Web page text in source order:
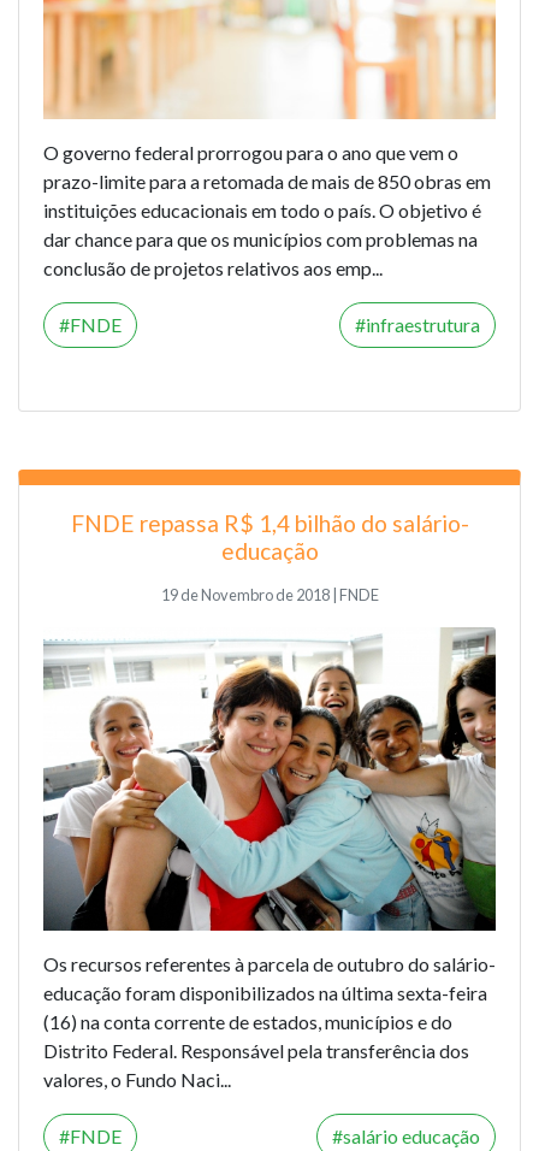
O governo federal prorrogou para o ano que vem o
prazo-limite para a retomada de mais de 850 obras em
instituições educacionais em todo o país. O objetivo é
dar chance para que os municípios com problemas na
conclusão de projetos relativos aos emp...
FNDE infraestrutura
FNDE repassa R$ 1,4 bilhão do salário-
educação
19 de Novembro de 2018 | FNDE
Os recursos referentes à parcela de outubro do salário-
educação foram disponibilizados na última sexta-feira
(16) na conta corrente de estados, municípios e do
Distrito Federal. Responsável pela transferência dos
valores, o Fundo Naci...
FNDE salário educação